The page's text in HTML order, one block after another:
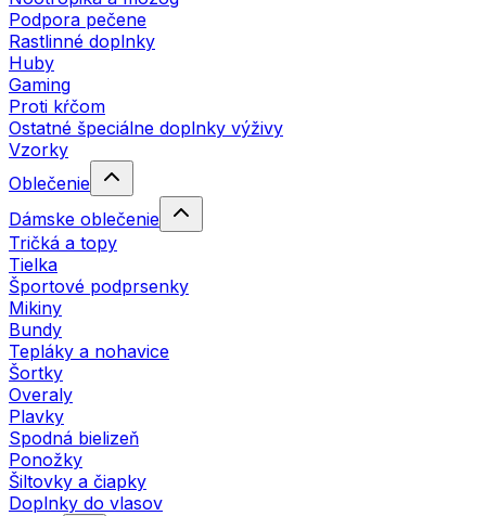
Podpora pečene
Rastlinné doplnky
Huby
Gaming
Proti kŕčom
Ostatné špeciálne doplnky výživy
Vzorky
Oblečenie
Dámske oblečenie
Tričká a topy
Tielka
Športové podprsenky
Mikiny
Bundy
Tepláky a nohavice
Šortky
Overaly
Plavky
Spodná bielizeň
Ponožky
Šiltovky a čiapky
Doplnky do vlasov